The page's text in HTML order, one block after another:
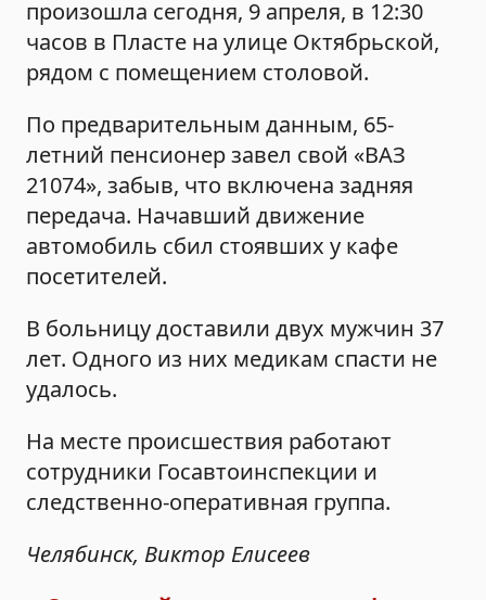
произошла сегодня, 9 апреля, в 12:30
часов в Пласте на улице Октябрьской,
рядом с помещением столовой.
По предварительным данным, 65-
летний пенсионер завел свой «ВАЗ
21074», забыв, что включена задняя
передача. Начавший движение
автомобиль сбил стоявших у кафе
посетителей.
В больницу доставили двух мужчин 37
лет. Одного из них медикам спасти не
удалось.
На месте происшествия работают
сотрудники Госавтоинспекции и
следственно-оперативная группа.
Челябинск, Виктор Елисеев